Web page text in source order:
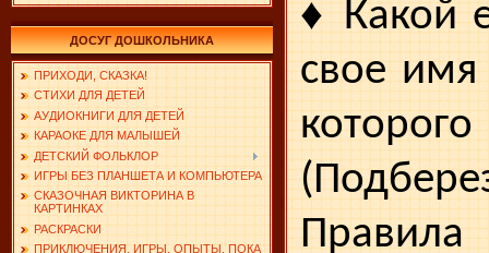
ДОСУГ ДОШКОЛЬНИКА
ПРИХОДИ, СКАЗКА!
СТИХИ ДЛЯ ДЕТЕЙ
АУДИОКНИГИ ДЛЯ ДЕТЕЙ
КАРАОКЕ ДЛЯ МАЛЫШЕЙ
ДЕТСКИЙ ФОЛЬКЛОР
ИГРЫ БЕЗ ПЛАНШЕТА И КОМПЬЮТЕРА
СКАЗОЧНАЯ ВИКТОРИНА В
КАРТИНКАХ
РАСКРАСКИ
ПРИКЛЮЧЕНИЯ, ИГРЫ, ОПЫТЫ. ПОКА
♦ Какой
свое имя